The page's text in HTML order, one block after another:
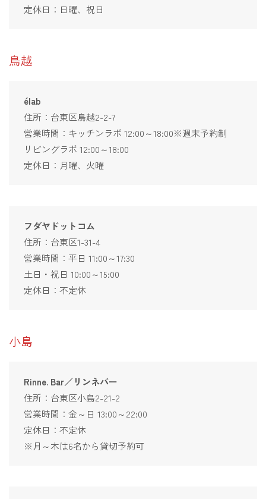
定休日：日曜、祝日
鳥越
élab
住所：台東区鳥越2-2-7
営業時間：キッチンラボ 12:00～18:00※週末予約制
リビングラボ 12:00～18:00
定休日：月曜、火曜
フダヤドットコム
住所：台東区1-31-4
営業時間：平日 11:00～17:30
土日・祝日 10:00～15:00
定休日：不定休
小島
Rinne. Bar／リンネバー
住所：台東区小島2-21-2
営業時間：金～日 13:00～22:00
定休日：不定休
※月～木は6名から貸切予約可